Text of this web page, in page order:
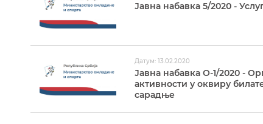
Јавна набавка 5/2020 -
Датум: 13.02.2020
Јавна набавка О-1/2020 -
активности у оквиру
сарадње